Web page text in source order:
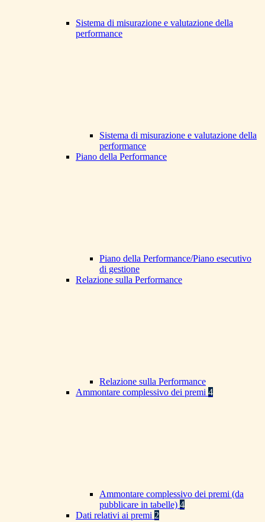
Sistema di misurazione e valutazione della
performance
Sistema di misurazione e valutazione della
performance
Piano della Performance
Piano della Performance/Piano esecutivo
di gestione
Relazione sulla Performance
Relazione sulla Performance
Ammontare complessivo dei premi 4
Ammontare complessivo dei premi (da
pubblicare in tabelle) 4
Dati relativi ai premi 2